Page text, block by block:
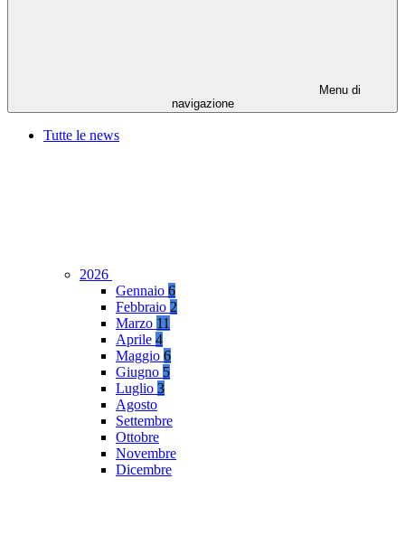
Menu di
navigazione
Tutte le news
2026
Gennaio 6
Febbraio 2
Marzo 11
Aprile 4
Maggio 6
Giugno 5
Luglio 3
Agosto
Settembre
Ottobre
Novembre
Dicembre